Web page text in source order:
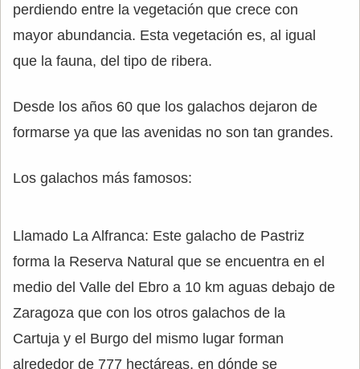
perdiendo entre la vegetación que crece con
mayor abundancia. Esta vegetación es, al igual
que la fauna, del tipo de ribera.
Desde los años 60 que los galachos dejaron de
formarse ya que las avenidas no son tan grandes.
Los galachos más famosos:
Llamado La Alfranca: Este galacho de Pastriz
forma la Reserva Natural que se encuentra en el
medio del Valle del Ebro a 10 km aguas debajo de
Zaragoza que con los otros galachos de la
Cartuja y el Burgo del mismo lugar forman
alrededor de 777 hectáreas, en dónde se